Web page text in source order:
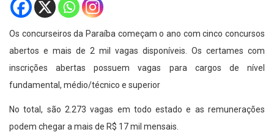
Os concurseiros da Paraíba começam o ano com cinco concursos
abertos e mais de 2 mil vagas disponíveis. Os certames com
inscrições abertas possuem vagas para cargos de nível
fundamental, médio/técnico e superior
No total, são 2.273 vagas em todo estado e as remunerações
podem chegar a mais de R$ 17 mil mensais.